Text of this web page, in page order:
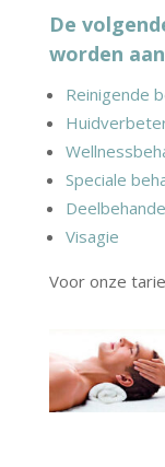
De
worden
Reinigende
Speciale
Visagie
Voor onze